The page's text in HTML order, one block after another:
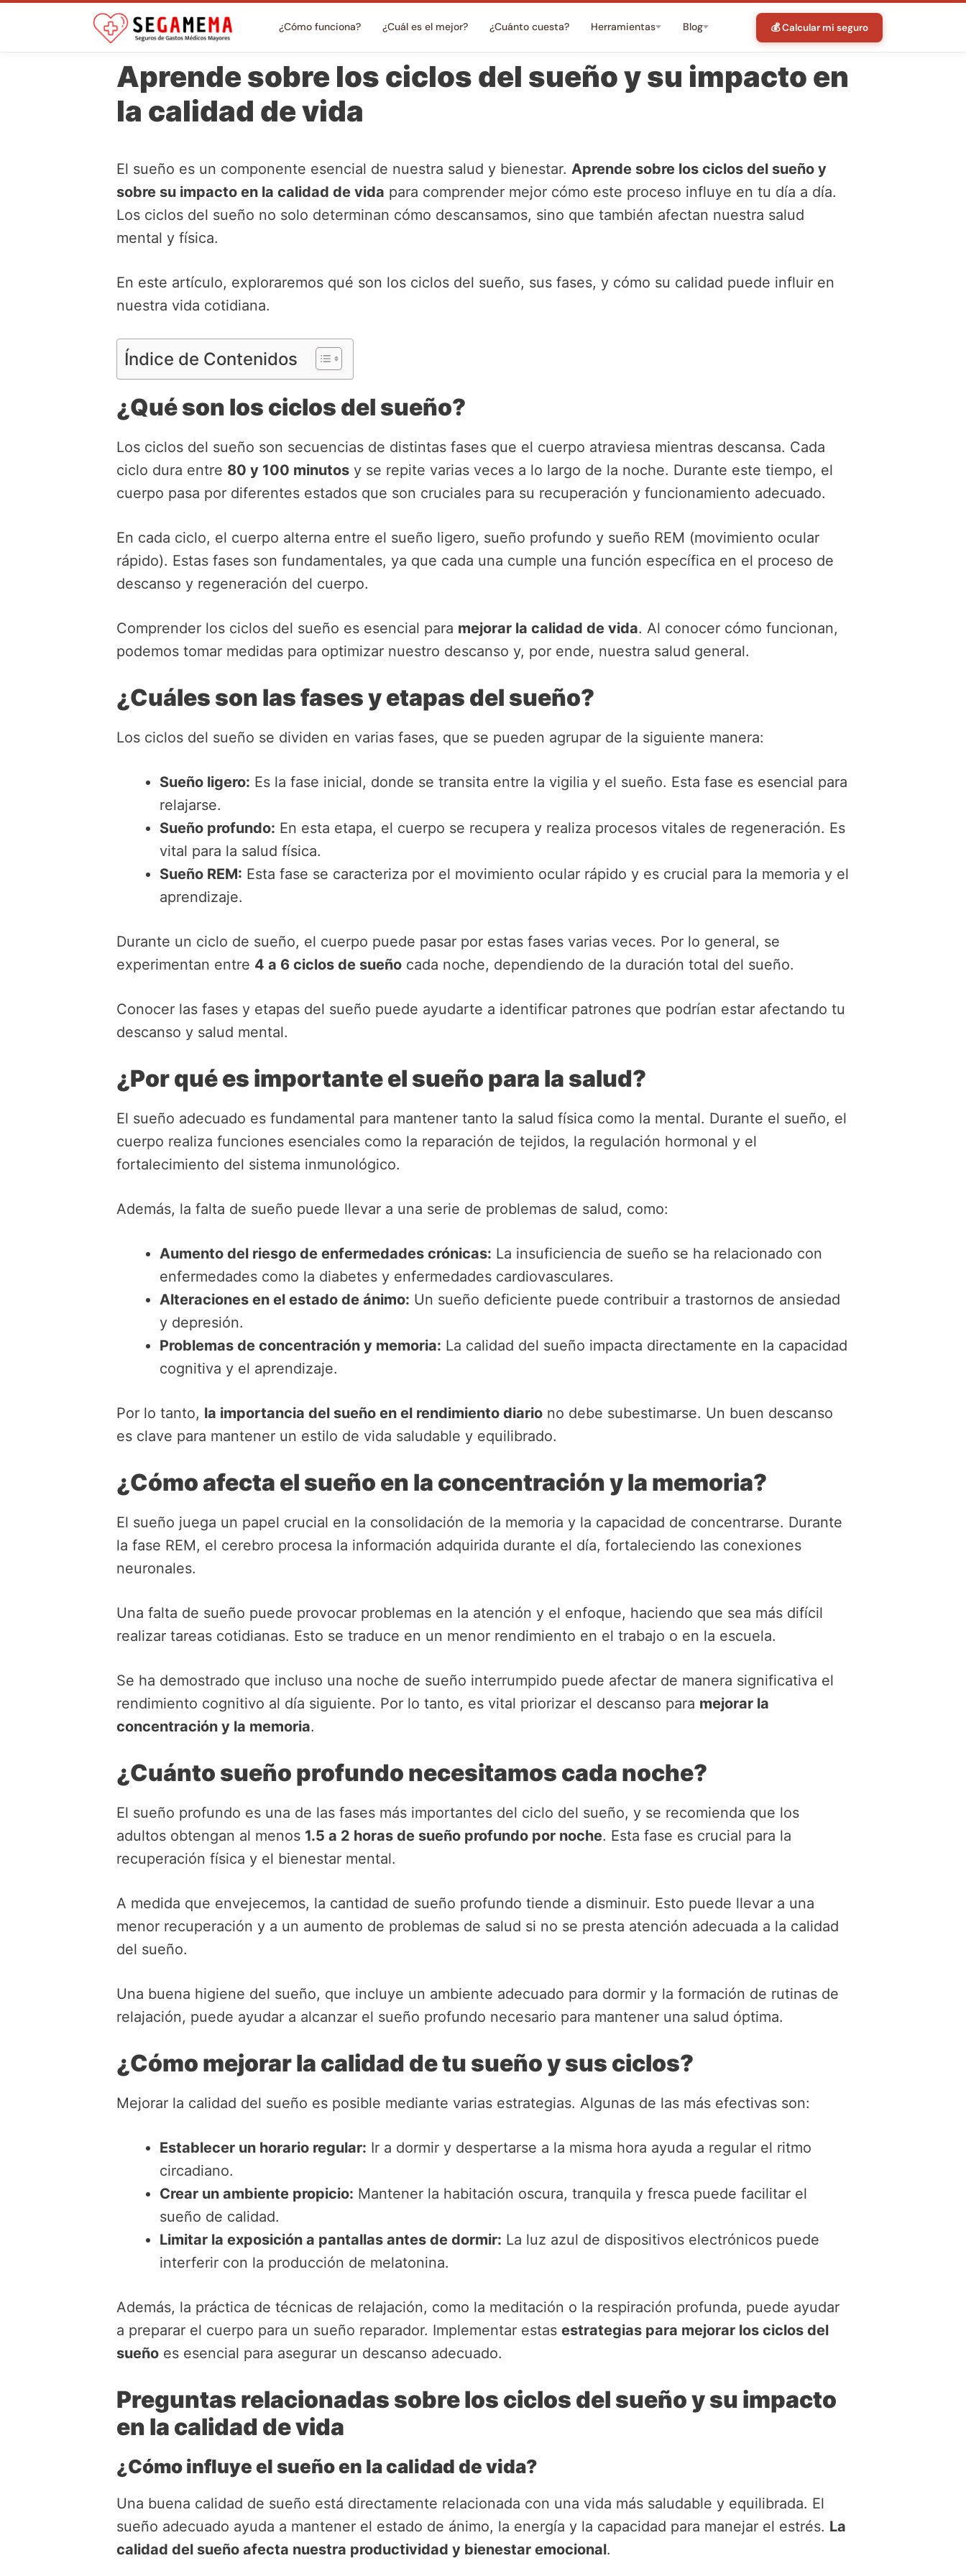
¿Cómo funciona? ¿Cuál es el mejor? ¿Cuánto cuesta? Herramientas Blog 💰 Calcular mi seguro
Aprende sobre los ciclos del sueño y su impacto en
la calidad de vida
El sueño es un componente esencial de nuestra salud y bienestar. Aprende sobre los ciclos del sueño y
sobre su impacto en la calidad de vida para comprender mejor cómo este proceso influye en tu día a día.
Los ciclos del sueño no solo determinan cómo descansamos, sino que también afectan nuestra salud
mental y física.
En este artículo, exploraremos qué son los ciclos del sueño, sus fases, y cómo su calidad puede influir en
nuestra vida cotidiana.
Índice de Contenidos
¿Qué son los ciclos del sueño?
Los ciclos del sueño son secuencias de distintas fases que el cuerpo atraviesa mientras descansa. Cada
ciclo dura entre 80 y 100 minutos y se repite varias veces a lo largo de la noche. Durante este tiempo, el
cuerpo pasa por diferentes estados que son cruciales para su recuperación y funcionamiento adecuado.
En cada ciclo, el cuerpo alterna entre el sueño ligero, sueño profundo y sueño REM (movimiento ocular
rápido). Estas fases son fundamentales, ya que cada una cumple una función específica en el proceso de
descanso y regeneración del cuerpo.
Comprender los ciclos del sueño es esencial para mejorar la calidad de vida. Al conocer cómo funcionan,
podemos tomar medidas para optimizar nuestro descanso y, por ende, nuestra salud general.
¿Cuáles son las fases y etapas del sueño?
Los ciclos del sueño se dividen en varias fases, que se pueden agrupar de la siguiente manera:
Sueño ligero: Es la fase inicial, donde se transita entre la vigilia y el sueño. Esta fase es esencial para
relajarse.
Sueño profundo: En esta etapa, el cuerpo se recupera y realiza procesos vitales de regeneración. Es
vital para la salud física.
Sueño REM: Esta fase se caracteriza por el movimiento ocular rápido y es crucial para la memoria y el
aprendizaje.
Durante un ciclo de sueño, el cuerpo puede pasar por estas fases varias veces. Por lo general, se
experimentan entre 4 a 6 ciclos de sueño cada noche, dependiendo de la duración total del sueño.
Conocer las fases y etapas del sueño puede ayudarte a identificar patrones que podrían estar afectando tu
descanso y salud mental.
¿Por qué es importante el sueño para la salud?
El sueño adecuado es fundamental para mantener tanto la salud física como la mental. Durante el sueño, el
cuerpo realiza funciones esenciales como la reparación de tejidos, la regulación hormonal y el
fortalecimiento del sistema inmunológico.
Además, la falta de sueño puede llevar a una serie de problemas de salud, como:
Aumento del riesgo de enfermedades crónicas: La insuficiencia de sueño se ha relacionado con
enfermedades como la diabetes y enfermedades cardiovasculares.
Alteraciones en el estado de ánimo: Un sueño deficiente puede contribuir a trastornos de ansiedad
y depresión.
Problemas de concentración y memoria: La calidad del sueño impacta directamente en la capacidad
cognitiva y el aprendizaje.
Por lo tanto, la importancia del sueño en el rendimiento diario no debe subestimarse. Un buen descanso
es clave para mantener un estilo de vida saludable y equilibrado.
¿Cómo afecta el sueño en la concentración y la memoria?
El sueño juega un papel crucial en la consolidación de la memoria y la capacidad de concentrarse. Durante
la fase REM, el cerebro procesa la información adquirida durante el día, fortaleciendo las conexiones
neuronales.
Una falta de sueño puede provocar problemas en la atención y el enfoque, haciendo que sea más difícil
realizar tareas cotidianas. Esto se traduce en un menor rendimiento en el trabajo o en la escuela.
Se ha demostrado que incluso una noche de sueño interrumpido puede afectar de manera significativa el
rendimiento cognitivo al día siguiente. Por lo tanto, es vital priorizar el descanso para mejorar la
concentración y la memoria.
¿Cuánto sueño profundo necesitamos cada noche?
El sueño profundo es una de las fases más importantes del ciclo del sueño, y se recomienda que los
adultos obtengan al menos 1.5 a 2 horas de sueño profundo por noche. Esta fase es crucial para la
recuperación física y el bienestar mental.
A medida que envejecemos, la cantidad de sueño profundo tiende a disminuir. Esto puede llevar a una
menor recuperación y a un aumento de problemas de salud si no se presta atención adecuada a la calidad
del sueño.
Una buena higiene del sueño, que incluye un ambiente adecuado para dormir y la formación de rutinas de
relajación, puede ayudar a alcanzar el sueño profundo necesario para mantener una salud óptima.
¿Cómo mejorar la calidad de tu sueño y sus ciclos?
Mejorar la calidad del sueño es posible mediante varias estrategias. Algunas de las más efectivas son:
Establecer un horario regular: Ir a dormir y despertarse a la misma hora ayuda a regular el ritmo
circadiano.
Crear un ambiente propicio: Mantener la habitación oscura, tranquila y fresca puede facilitar el
sueño de calidad.
Limitar la exposición a pantallas antes de dormir: La luz azul de dispositivos electrónicos puede
interferir con la producción de melatonina.
Además, la práctica de técnicas de relajación, como la meditación o la respiración profunda, puede ayudar
a preparar el cuerpo para un sueño reparador. Implementar estas estrategias para mejorar los ciclos del
sueño es esencial para asegurar un descanso adecuado.
Preguntas relacionadas sobre los ciclos del sueño y su impacto
en la calidad de vida
¿Cómo influye el sueño en la calidad de vida?
Una buena calidad de sueño está directamente relacionada con una vida más saludable y equilibrada. El
sueño adecuado ayuda a mantener el estado de ánimo, la energía y la capacidad para manejar el estrés. La
calidad del sueño afecta nuestra productividad y bienestar emocional.